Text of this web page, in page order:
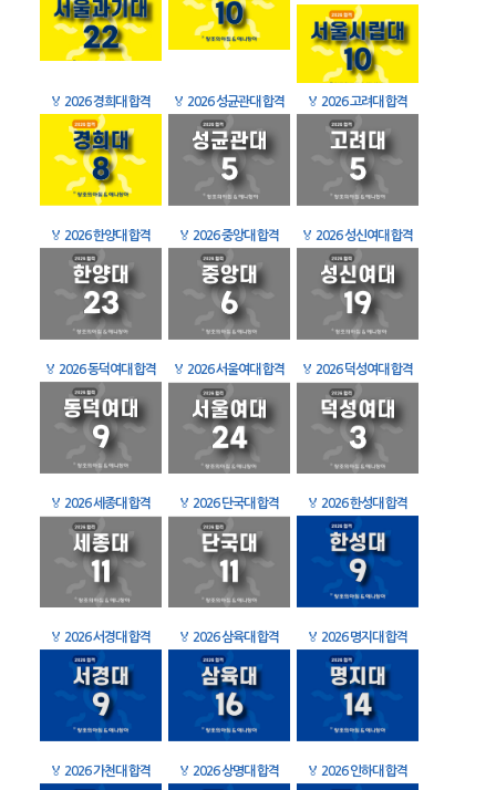
🏅 2026 경희대 합격 🏅 2026 성균관대 합격 🏅 2026 고려대 합격
🏅 2026 한양대 합격 🏅 2026 중앙대 합격 🏅 2026 성신여대 합격
🏅 2026 동덕여대 합격 🏅 2026 서울여대 합격 🏅 2026 덕성여대 합격
🏅 2026 세종대 합격 🏅 2026 단국대 합격 🏅 2026 한성대 합격
🏅 2026 서경대 합격 🏅 2026 삼육대 합격 🏅 2026 명지대 합격
🏅 2026 가천대 합격 🏅 2026 상명대 합격 🏅 2026 인하대 합격